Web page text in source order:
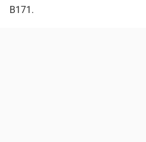
B171.